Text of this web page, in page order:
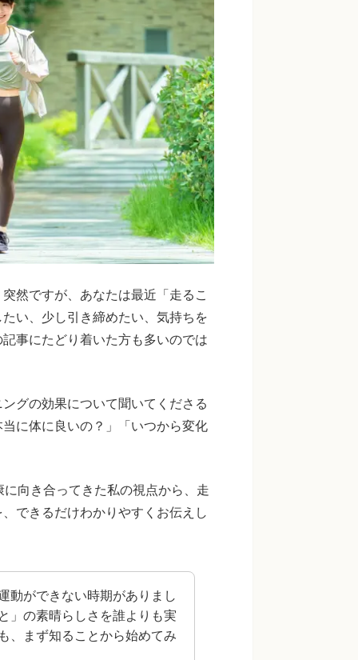
然ですが、あなたは最近「走るこ
い、少し引き締めたい、気持ちを
事にたどり着いた方も多いのでは
グの効果について聞いてくださる
に体に良いの？」「いつから変化
向き合ってきた私の視点から、走
できるだけわかりやすくお伝えし
動ができない時期がありまし
」の素晴らしさを誰よりも実
、まず知ることから始めてみ